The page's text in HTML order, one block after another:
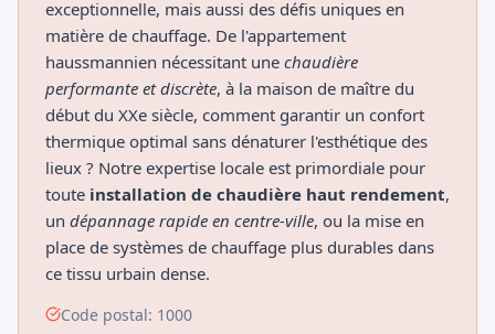
exceptionnelle, mais aussi des défis uniques en
matière de chauffage. De l'appartement
haussmannien nécessitant une chaudière
performante et discrète, à la maison de maître du
début du XXe siècle, comment garantir un confort
thermique optimal sans dénaturer l'esthétique des
lieux ? Notre expertise locale est primordiale pour
toute installation de chaudière haut rendement,
un dépannage rapide en centre-ville, ou la mise en
place de systèmes de chauffage plus durables dans
ce tissu urbain dense.
Code postal: 1000